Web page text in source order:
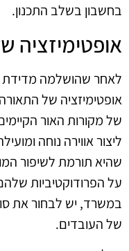
בחשבון בשלב התכנון.
לאחר שהושלמה
אופטימיזציה של
של מקורות האור
ליצור אווירה נוחה
שהיא תורמת לשיפור
על הפרודוקטיביות
במשרד, יש לבחור את
של העובדים.